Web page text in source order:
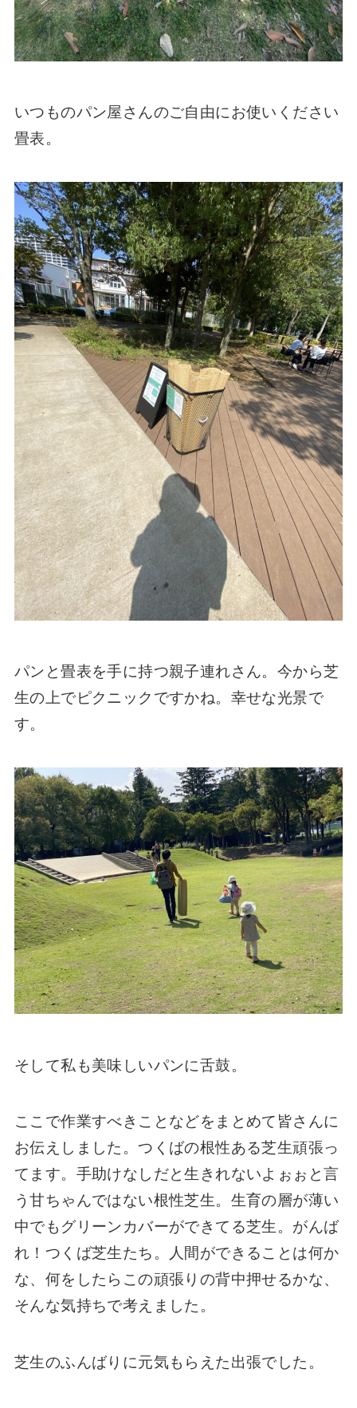
いつものパン屋さんのご自由にお使いください
畳表。
パンと畳表を手に持つ親子連れさん。今から芝
生の上でピクニックですかね。幸せな光景で
す。
そして私も美味しいパンに舌鼓。
ここで作業すべきことなどをまとめて皆さんに
お伝えしました。つくばの根性ある芝生頑張っ
てます。手助けなしだと生きれないよぉぉと言
う甘ちゃんではない根性芝生。生育の層が薄い
中でもグリーンカバーができてる芝生。がんば
れ！つくば芝生たち。人間ができることは何か
な、何をしたらこの頑張りの背中押せるかな、
そんな気持ちで考えました。
芝生のふんばりに元気もらえた出張でした。